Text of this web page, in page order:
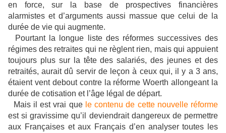
en force, sur la base de prospectives financières
alarmistes et d’arguments aussi massue que celui de la
durée de vie qui augmente.
Pourtant la longue liste des réformes successives des
régimes des retraites qui ne règlent rien, mais qui appuient
toujours plus sur la tête des salariés, des jeunes et des
retraités, aurait dû servir de leçon à ceux qui, il y a 3 ans,
étaient vent debout contre la réforme Woerth allongeant la
durée de cotisation et l’âge légal de départ.
Mais il est vrai que le contenu de cette nouvelle réforme
est si gravissime qu’il deviendrait dangereux de permettre
aux Françaises et aux Français d’en analyser toutes les